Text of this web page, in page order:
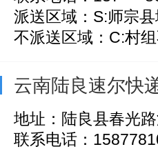
派送区域：S:师宗
不派送区域：C:村组
云南陆良速尔快
地址：陆良县春光
联系电话：